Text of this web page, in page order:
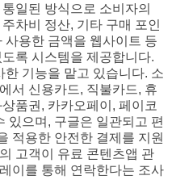
일된 방식으로 소비자의
차비 정산, 기타 구매 포인
사용한 금액을 웹사이트 등
록 시스템을 제공합니다.
기능을 맡고 있습니다. 소
서 신용카드, 직불카드, 휴
품권, 카카오페이, 페이코
있으며, 구글은 일관되고 편
적용한 안전한 결제를 지원
고객이 유료 콘텐츠앱 관
이를 통해 연락한다는 조사